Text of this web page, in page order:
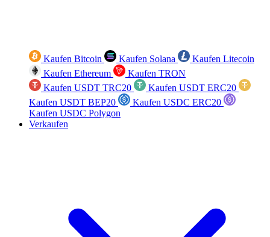
Kaufen Bitcoin Kaufen Solana
Kaufen Litecoin
Kaufen Ethereum
Kaufen TRON
Kaufen USDT TRC20
Kaufen USDT ERC20
Kaufen USDT BEP20
Kaufen USDC ERC20
Kaufen USDC Polygon
Verkaufen